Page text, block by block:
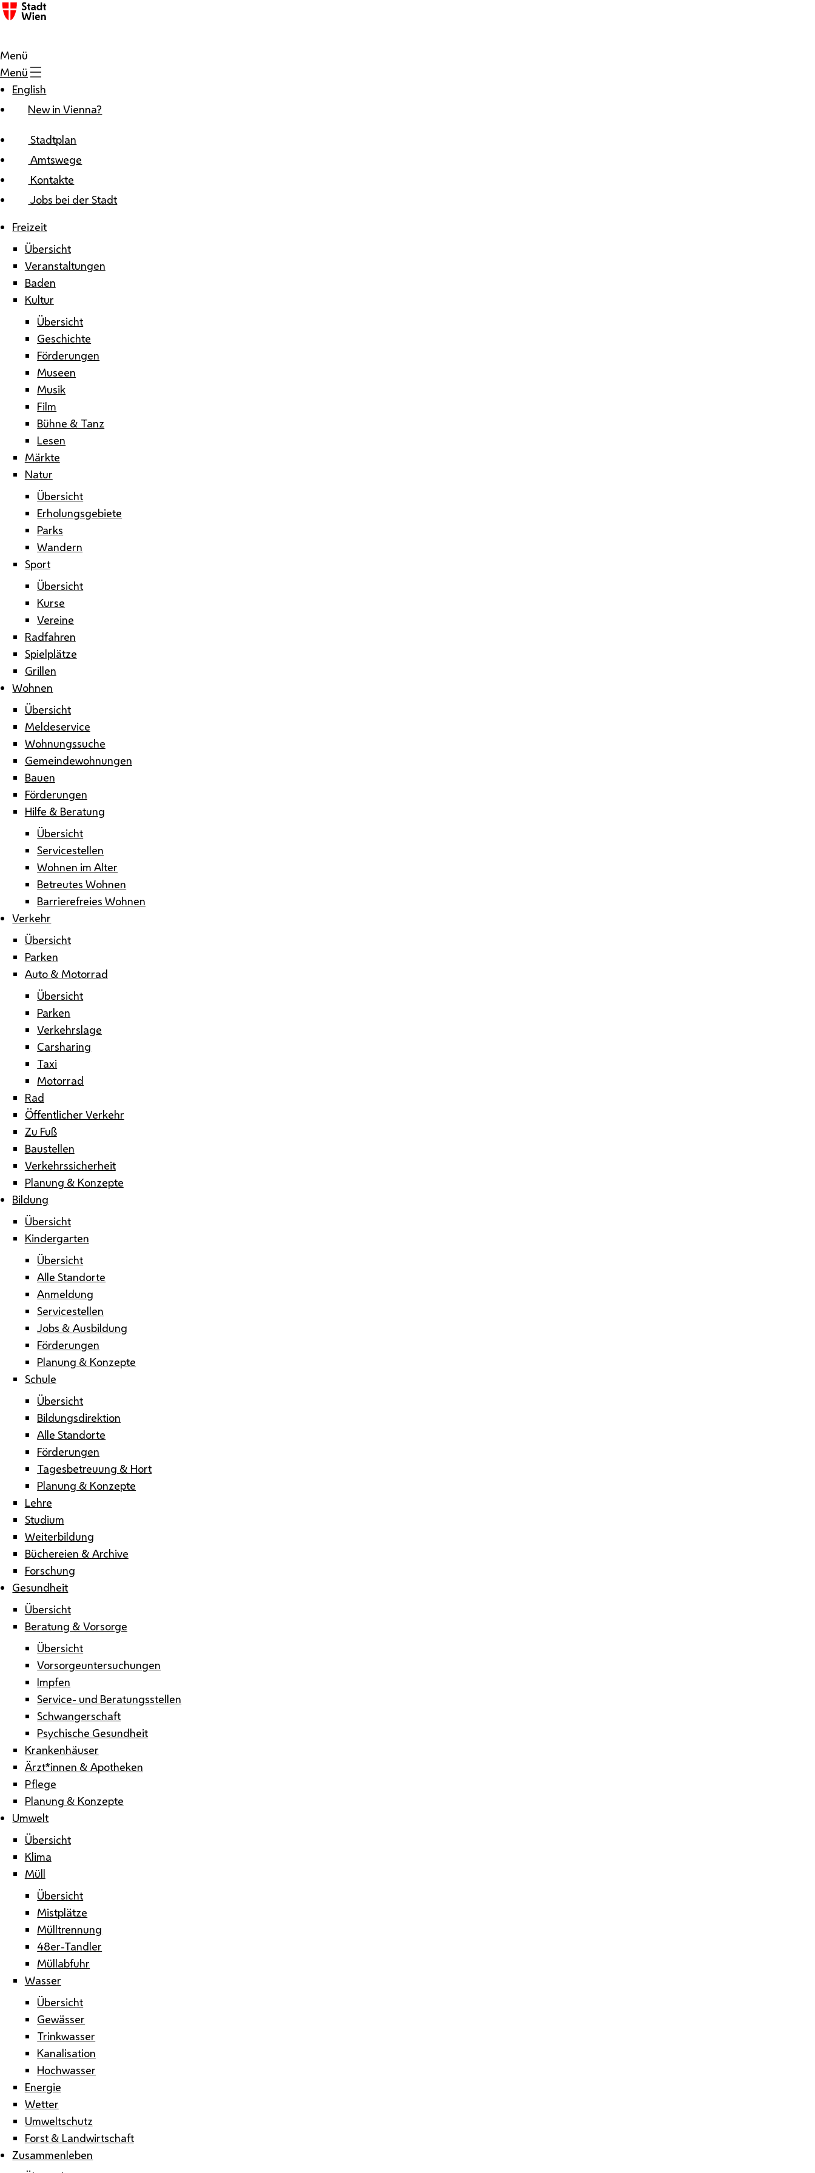
Zum Inhalt
Menü
Menü
English
New in Vienna?
Stadtplan
Amtswege
Kontakte
Jobs bei der Stadt
Freizeit
Übersicht
Veranstaltungen
Baden
Kultur
Übersicht
Geschichte
Förderungen
Museen
Musik
Film
Bühne & Tanz
Lesen
Märkte
Natur
Übersicht
Erholungsgebiete
Parks
Wandern
Sport
Übersicht
Kurse
Vereine
Radfahren
Spielplätze
Grillen
Wohnen
Übersicht
Meldeservice
Wohnungssuche
Gemeindewohnungen
Bauen
Förderungen
Hilfe & Beratung
Übersicht
Servicestellen
Wohnen im Alter
Betreutes Wohnen
Barrierefreies Wohnen
Verkehr
Übersicht
Parken
Auto & Motorrad
Übersicht
Parken
Verkehrslage
Carsharing
Taxi
Motorrad
Rad
Öffentlicher Verkehr
Zu Fuß
Baustellen
Verkehrssicherheit
Planung & Konzepte
Bildung
Übersicht
Kindergarten
Übersicht
Alle Standorte
Anmeldung
Servicestellen
Jobs & Ausbildung
Förderungen
Planung & Konzepte
Schule
Übersicht
Bildungsdirektion
Alle Standorte
Förderungen
Tagesbetreuung & Hort
Planung & Konzepte
Lehre
Studium
Weiterbildung
Büchereien & Archive
Forschung
Gesundheit
Übersicht
Beratung & Vorsorge
Übersicht
Vorsorgeuntersuchungen
Impfen
Service- und Beratungsstellen
Schwangerschaft
Psychische Gesundheit
Krankenhäuser
Ärzt*innen & Apotheken
Pflege
Planung & Konzepte
Umwelt
Übersicht
Klima
Müll
Übersicht
Mistplätze
Mülltrennung
48er-Tandler
Müllabfuhr
Wasser
Übersicht
Gewässer
Trinkwasser
Kanalisation
Hochwasser
Energie
Wetter
Umweltschutz
Forst & Landwirtschaft
Zusammenleben